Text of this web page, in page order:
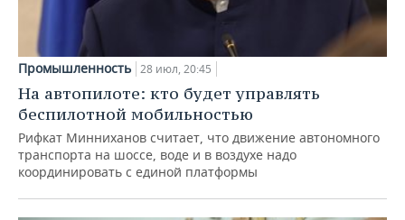
Промышленность 28 июл, 20:45
На автопилоте: кто будет управлять
беспилотной мобильностью
Рифкат Минниханов считает, что движение автономного
транспорта на шоссе, воде и в воздухе надо
координировать с единой платформы